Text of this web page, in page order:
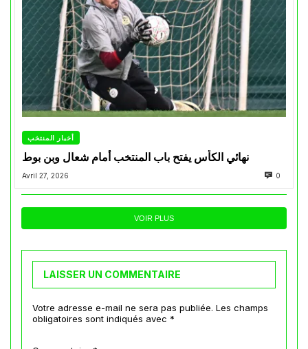
أخبار المنتخب
نهائي الكأس يفتح باب المنتخب أمام شعال وبن بوط
Avril 27, 2026 0
VOIR PLUS
LAISSER UN COMMENTAIRE
Votre adresse e-mail ne sera pas publiée. Les champs
obligatoires sont indiqués avec *